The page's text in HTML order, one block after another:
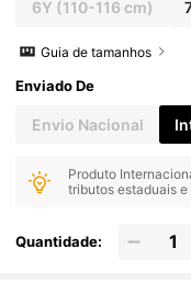
6Y (110-116 cm)
Guia de tamanhos
Enviado De
Envio Nacional
Produto
tributos estaduais e
Quantidade: